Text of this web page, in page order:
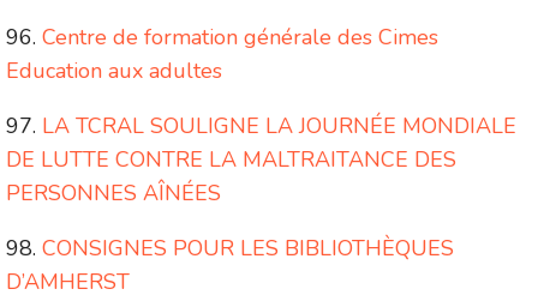
Centre de formation générale des Cimes
Education aux adultes
LA TCRAL SOULIGNE LA JOURNÉE MONDIALE
DE LUTTE CONTRE LA MALTRAITANCE DES
PERSONNES AÎNÉES
CONSIGNES POUR LES BIBLIOTHÈQUES
D’AMHERST